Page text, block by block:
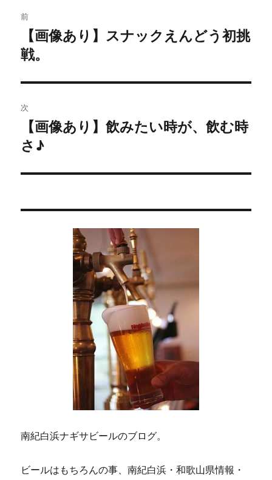
稿
ナ
ビ
ゲ
ー
シ
ン
前
去
投
稿:
【画像あり】スナックえんどう初挑
戦。
次
の
稿:
【画像あり】飲みたい時が、飲む時
さ♪
南紀白浜ナギサビールのブログ。
ビールはもちろんの事、南紀白浜・和歌山県情報・